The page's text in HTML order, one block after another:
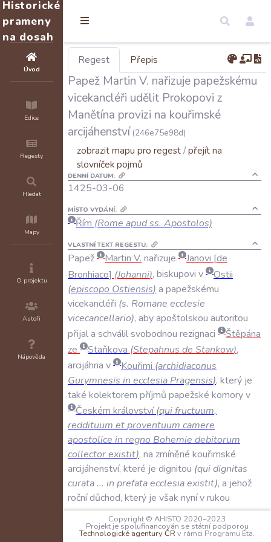
Historické
prameny
na dosah
Úvod
Edice
Regesty
Hledat
Mapy
O projektu
Autoři
Nápověda
Regest Přepis
Papež Martin V. nařizuje papežskému
vicekancléři udělit Prokopovi z
Manětína provizi na kouřimské
arcijáhenství (246e75e98d)
zobrazit mapu pro regest/přejít na
slovníček pojmů
DENNÍ DATUM:
1425-03-06
MÍSTO VYDÁNÍ:
Řím (Rome apud ss. Apostolos)
VLASTNÍ TEXT REGESTU:
Papež Martin V. nařizuje Janovi de
Bronhiaco (Johanni), biskupovi v
Ostii
(episcopo Ostiensis) a papežskému
vicekancléři (s. Romane ecclesie
vicecancellario), abyapoštolskou autoritou
přijala schválilsvobodnou rezignaci
Štěpána
ze
Staňkova (Stepahnus de Stankow),
arcijáhna v Kouřimi (archidiaconus
Gurymnesis in ecclesia Pragensis), který je
také kolektorem příjmů papežské komoryv
Českém království(quifructuum,
reddituum etproventuum camere
apostolice in regno Bohemie debitorum
collectorexistit), na zmíněné kouřimské
arcijáhenství, které je dignitou (quidignitas
curata... in prefataecclesiaexistit), a jehož
ročnídůchod, který je však nynívrukou
přívržencůzdejších(indictoregno)heretiků,
nepřevyšuje30 hřiven stříbra.Následně má
Copyright © AHISTO 2020–2023
Projekt je spolufinancován se státní podporou
Technologické agentury ČR v rámci Programu Éta.